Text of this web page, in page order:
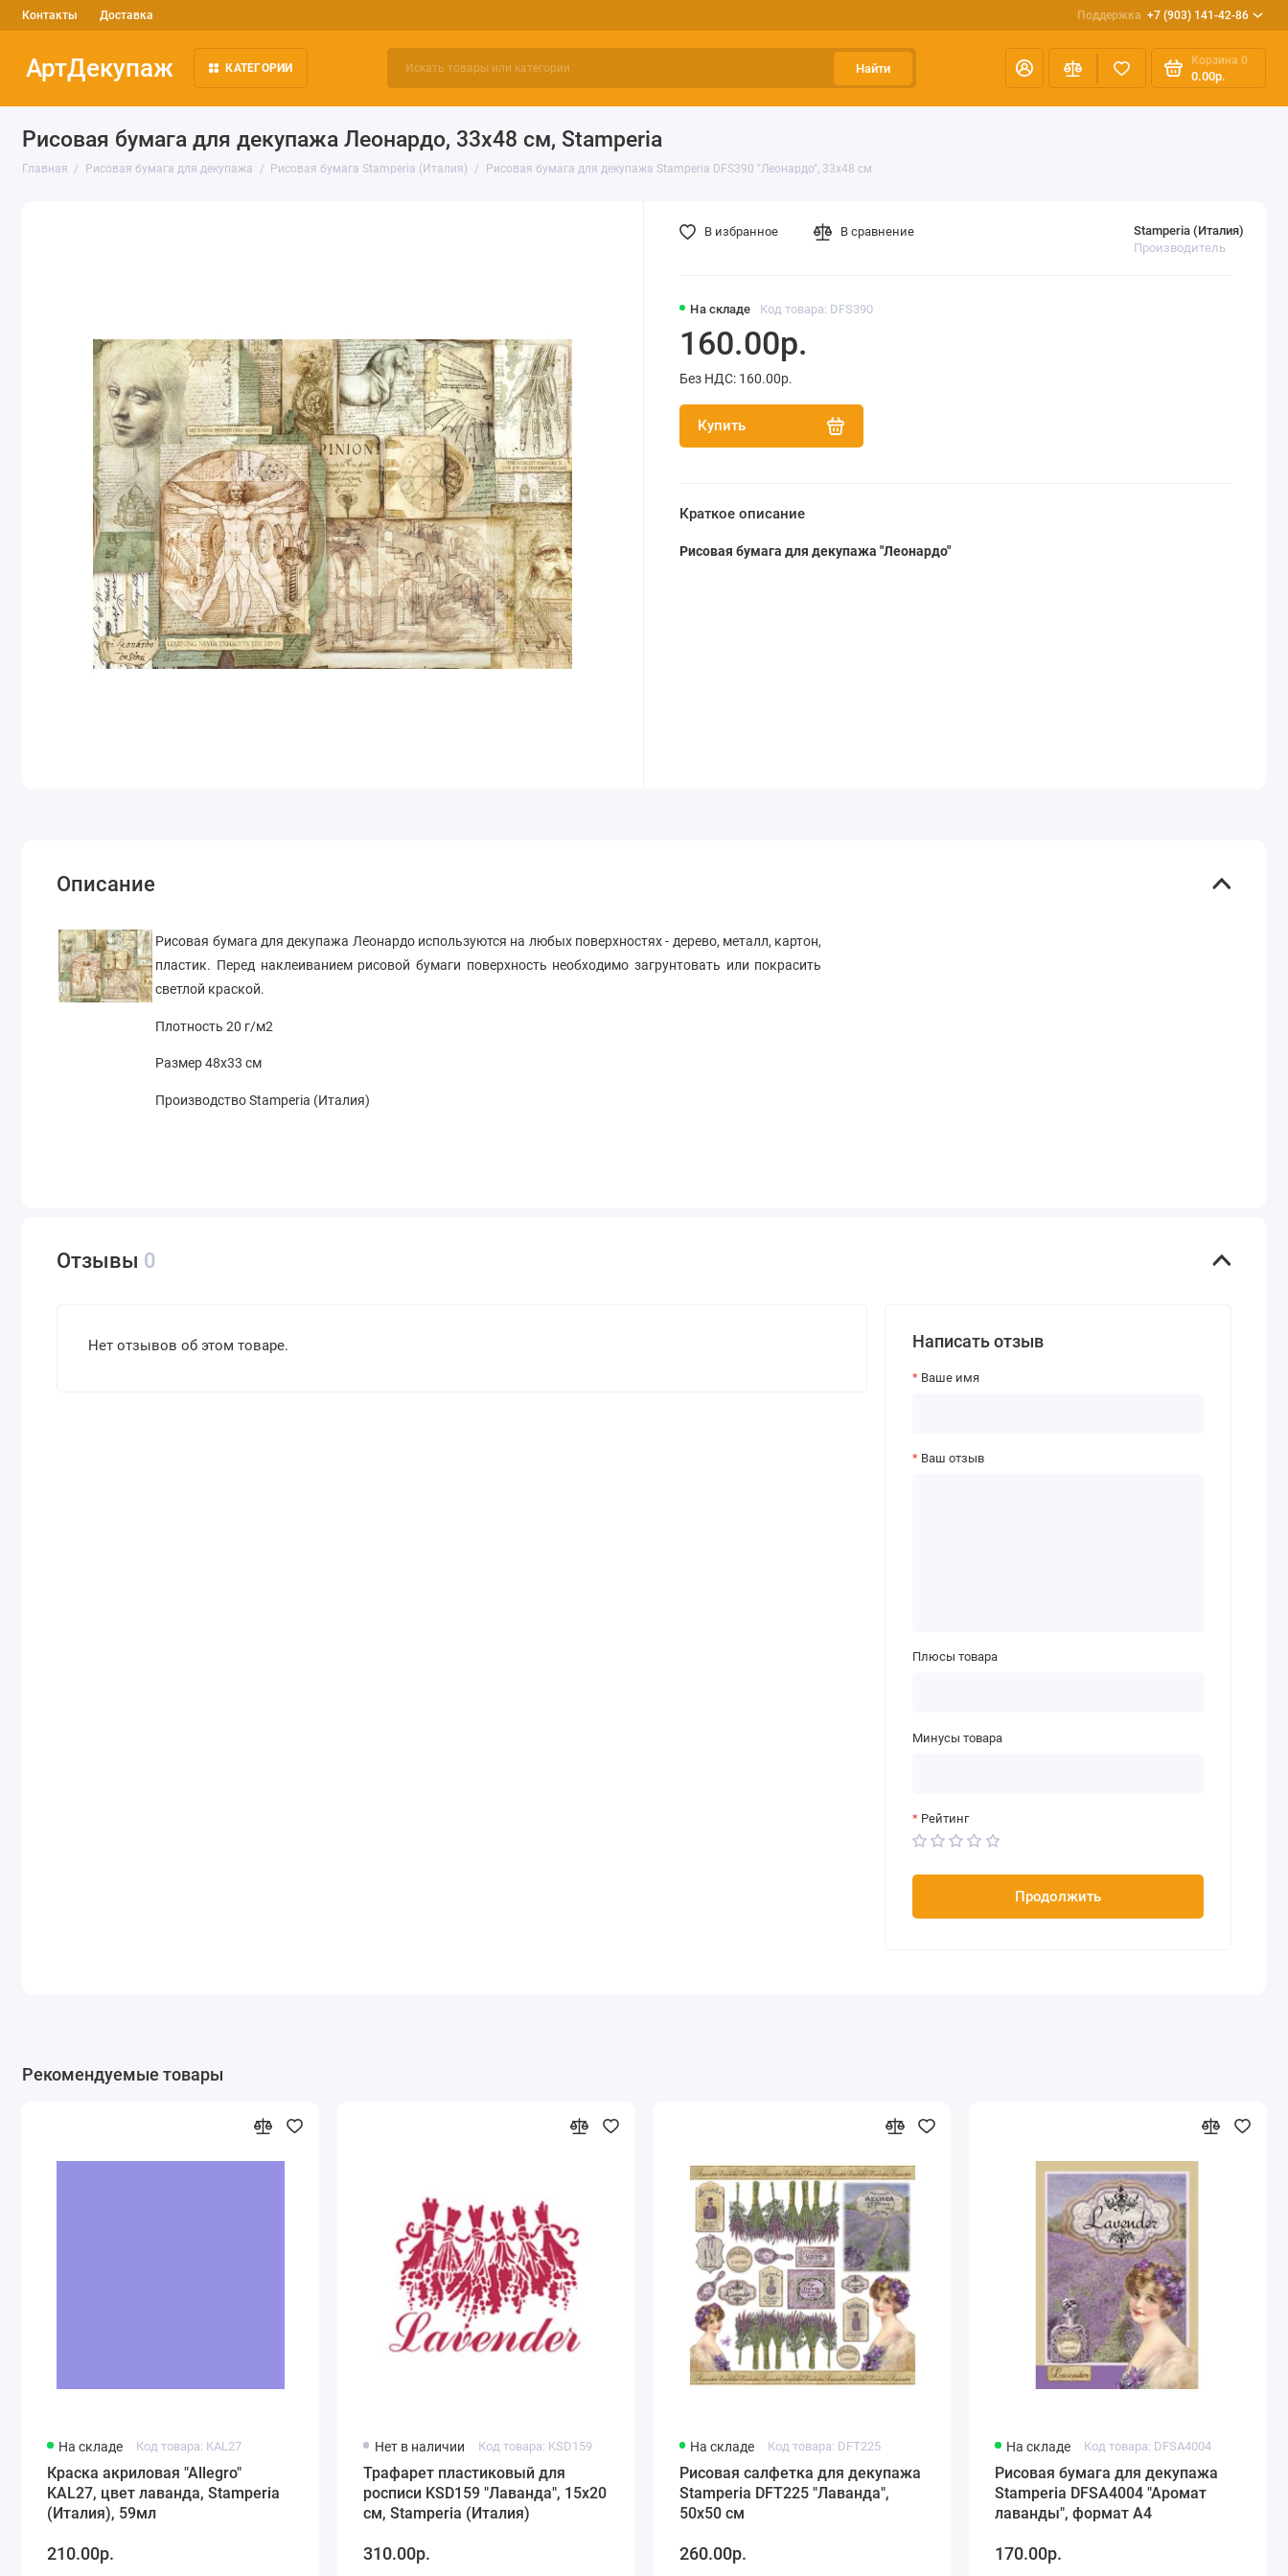
Контакты Доставка Поддержка +7 (903) 141-42-86
АртДекупаж КАТЕГОРИИ Найти
Корзина 0
0.00р.
Рисовая бумага для декупажа Леонардо, 33х48 см, Stamperia
Главная Рисовая бумага для декупажа Рисовая бумага Stamperia (Италия) Рисовая бумага для декупажа Stamperia DFS390 "Леонардо", 33х48 см
На складе Код товара: DFS390
Stamperia (Италия)
Производитель
160.00р.
Без НДС: 160.00р.
Купить
В избранное В сравнение
Краткое описание
Рисовая бумага для декупажа "Леонардо"
Описание
Рисовая бумага для декупажа Леонардо используются на любых поверхностях - дерево, металл, картон,
пластик. Перед наклеиванием рисовой бумаги поверхность необходимо загрунтовать или покрасить
светлой краской.
Плотность 20 г/м2
Размер 48х33 см
Производство Stamperia (Италия)
Отзывы 0
Нет отзывов об этом товаре. Написать отзыв
Ваше имя
Ваш отзыв
Плюсы товара
Минусы товара
Рейтинг
Продолжить
Рекомендуемые товары
На складе Код товара: KAL27
Краска акриловая "Allegro"
KAL27, цвет лаванда, Stamperia
(Италия), 59мл
210.00р.
Нет в наличии Код товара: KSD159
Трафарет пластиковый для
росписи KSD159 "Лаванда", 15х20
см, Stamperia (Италия)
310.00р.
На складе Код товара: DFT225
Рисовая салфетка для декупажа
Stamperia DFT225 "Лаванда",
50х50 см
260.00р.
На складе Код товара: DFSA4004
Рисовая бумага для декупажа
Stamperia DFSA4004 "Аромат
лаванды", формат А4
170.00р.